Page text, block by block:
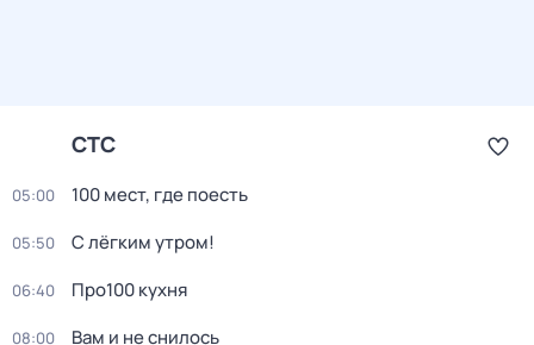
СТС
05:00 100 мест, гдe поеcть
05:50 С лёгким утром!
06:40 Про100 кухня
08:00 Вам и не снилось